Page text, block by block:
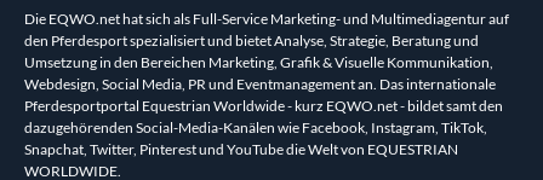
Die EQWO.net hat sich als Full-Service Marketing- und Multimediagentur auf
den Pferdesport spezialisiert und bietet Analyse, Strategie, Beratung und
Umsetzung in den Bereichen Marketing, Grafik & Visuelle Kommunikation,
Webdesign, Social Media, PR und Eventmanagement an. Das internationale
Pferdesportportal Equestrian Worldwide - kurz EQWO.net - bildet samt den
dazugehörenden Social-Media-Kanälen wie Facebook, Instagram, TikTok,
Snapchat, Twitter, Pinterest und YouTube die Welt von EQUESTRIAN
WORLDWIDE.